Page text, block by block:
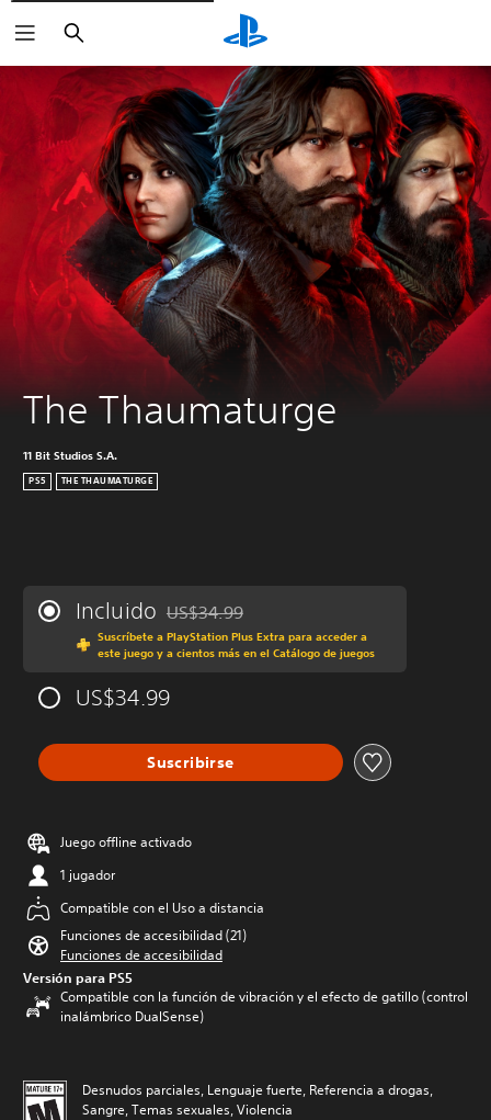
Buscar
The Thaumaturge
11 Bit Studios S.A.
PS5 THE THAUMATURGE
Incluido Rebajado del precio original de US$34.99
US$34.99
Suscríbete a PlayStation Plus Extra para acceder a
este juego y a cientos más en el Catálogo de juegos
US$34.99
Suscribirse
Juego offline activado
1 jugador
Compatible con el Uso a distancia
Funciones de accesibilidad (21)
Funciones de accesibilidad
Versión para PS5
Compatible con la función de vibración y el efecto de gatillo (control
inalámbrico DualSense)
Desnudos parciales, Lenguaje fuerte, Referencia a drogas,
Sangre, Temas sexuales, Violencia